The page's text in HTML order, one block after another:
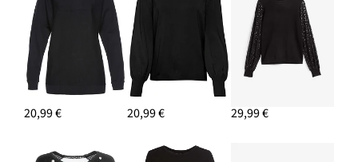
20,99 €
AJOUTER AU PANIER
Dirndl avec corsage en velours et tablier en satin
99,99 €
20,99 € 20,99 € 29,99 €